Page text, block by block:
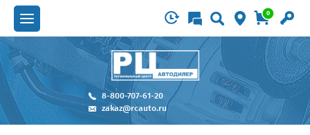
0
8-800-707-61-20
zakaz@rcauto.ru